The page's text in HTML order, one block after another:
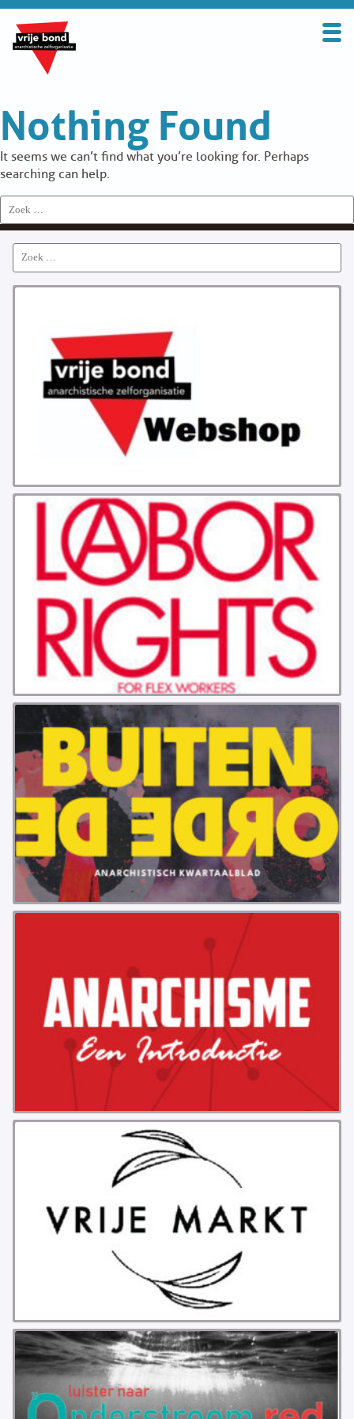
Search
for:
BOND
OVER DE VRIJE BOND
UITGANGSPUNTEN
WORD LID
CONTRIBUTIE
CONTACT
GROEPEN
ANARCHISTISCHE GROEP A’DAM
ANARCHISTISCH COLLECTIEF BRUGGE
VB AMSTERDAM
VRIJ COLLECTIEF KORTRIJK
LEUVENSE ANARCHISTISCHE GROEP
VB BELGIË
VB UTRECHT
VB FRIESLAND
VB WEST-FRIESLAND
ZWARTE MUGGEN
WERKGROEP ARBEID
WERKGROEP PROPAGANDA
ANARCHISME – EEN INTRODUCTIE
OTTO SLAVEFORCE
JUMBO DISTRIBUTIECENTRA EN OTTO WORKFORCE
PROBLEMY Z AGENCJA… PRACY TYMCZASOWEJ
OTTO
KUNST-ANARCHISTISCHE DAG BAJEENKOMST
BASTION BASTARDS
DE CRISIS VOORBIJ
FREE JOCK PALFREEMAN
BUITEN DE ORDE
Nothing Found
It seems we can’t find what you’re looking for. Perhaps
searching can help.
Search
for:
Search
for: